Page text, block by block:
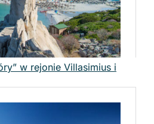
w rejonie Villasimius i